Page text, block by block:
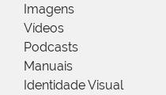
Imagens
Vídeos
Podcasts
Manuais
Identidade Visual